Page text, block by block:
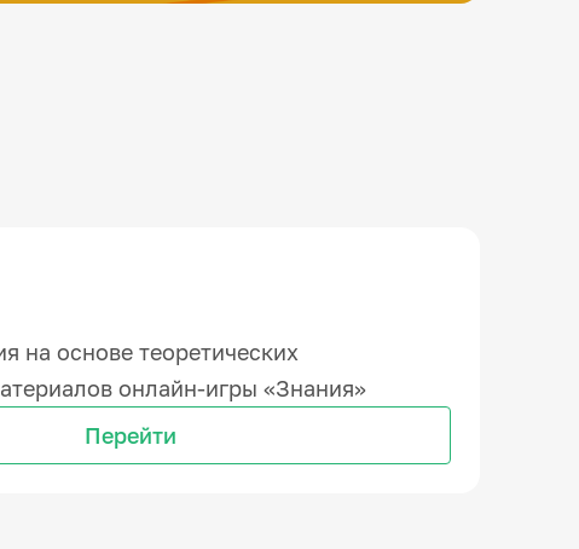
на основе теоретических
онлайн-игры «Знания»
Перейти